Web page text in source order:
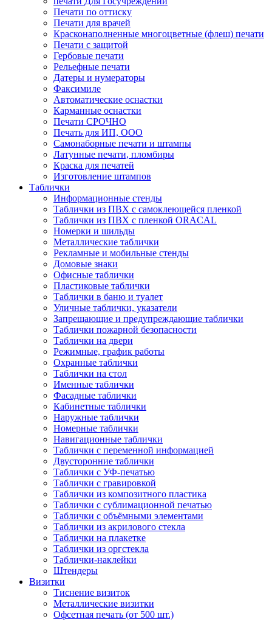
Печати по оттиску
Печати для врачей
Красконаполненные многоцветные (флеш) печати
Печати с защитой
Гербовые печати
Рельефные печати
Датеры и нумераторы
Факсимиле
Автоматические оснастки
Карманные оснастки
Печати СРОЧНО
Печать для ИП, ООО
Самонаборные печати и штампы
Латунные печати, пломбиры
Краска для печатей
Изготовление штампов
Таблички
Информационные стенды
Таблички из ПВХ с самоклеющейся пленкой
Таблички из ПВХ с пленкой ORACAL
Номерки и шильды
Металлические таблички
Рекламные и мобильные стенды
Домовые знаки
Офисные таблички
Пластиковые таблички
Таблички в баню и туалет
Уличные таблички, указатели
Запрещающие и предупреждающие таблички
Таблички пожарной безопасности
Таблички на двери
Режимные, график работы
Охранные таблички
Таблички на стол
Именные таблички
Фасадные таблички
Кабинетные таблички
Наружные таблички
Номерные таблички
Навигационные таблички
Таблички с переменной информацией
Двусторонние таблички
Таблички с УФ-печатью
Таблички с гравировкой
Таблички из композитного пластика
Таблички с сублимационной печатью
Таблички с объёмными элементами
Таблички из акрилового стекла
Таблички на плакетке
Таблички из оргстекла
Таблички-наклейки
Штендеры
Визитки
Тиснение визиток
Металлические визитки
Офсетная печать (от 500 шт.)